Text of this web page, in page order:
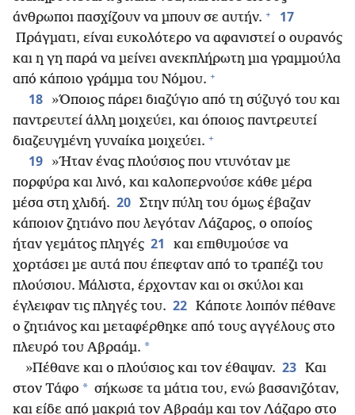
άνθρωποι πασχίζουν να μπουν σε αυτήν. + 17
Πράγματι, είναι ευκολότερο να αφανιστεί ο ουρανός
και η γη παρά να μείνει ανεκπλήρωτη μια γραμμούλα
από κάποιο γράμμα του Νόμου. +
18
»Όποιος πάρει διαζύγιο από τη σύζυγό του και
παντρευτεί άλλη μοιχεύει, και όποιος παντρευτεί
διαζευγμένη γυναίκα μοιχεύει. +
19
»Ήταν ένας πλούσιος που ντυνόταν με
πορφύρα και λινό, και καλοπερνούσε κάθε μέρα
μέσα στη χλιδή. 20 Στην πύλη του όμως έβαζαν
κάποιον ζητιάνο που λεγόταν Λάζαρος, ο οποίος
ήταν γεμάτος πληγές 21
και επιθυμούσε να
χορτάσει με αυτά που έπεφταν από το τραπέζι του
πλούσιου. Μάλιστα, έρχονταν και οι σκύλοι και
έγλειφαν τις πληγές του. 22 Κάποτε λοιπόν πέθανε
ο ζητιάνος και μεταφέρθηκε από τους αγγέλους στο
πλευρό του Αβραάμ. *
»Πέθανε και ο πλούσιος και τον έθαψαν. 23 Και
στον Τάφο * σήκωσε τα μάτια του, ενώ βασανιζόταν,
και είδε από μακριά τον Αβραάμ και τον Λάζαρο στο